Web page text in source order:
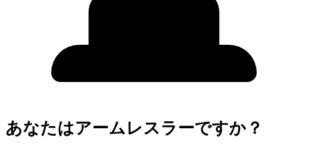
あなたはアームレスラーですか？